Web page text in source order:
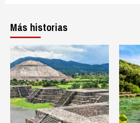
Más historias